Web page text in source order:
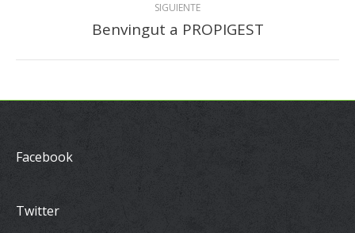
SIGUIENTE
Proyecto
Benvingut a PROPIGEST
Facebook
Twitter